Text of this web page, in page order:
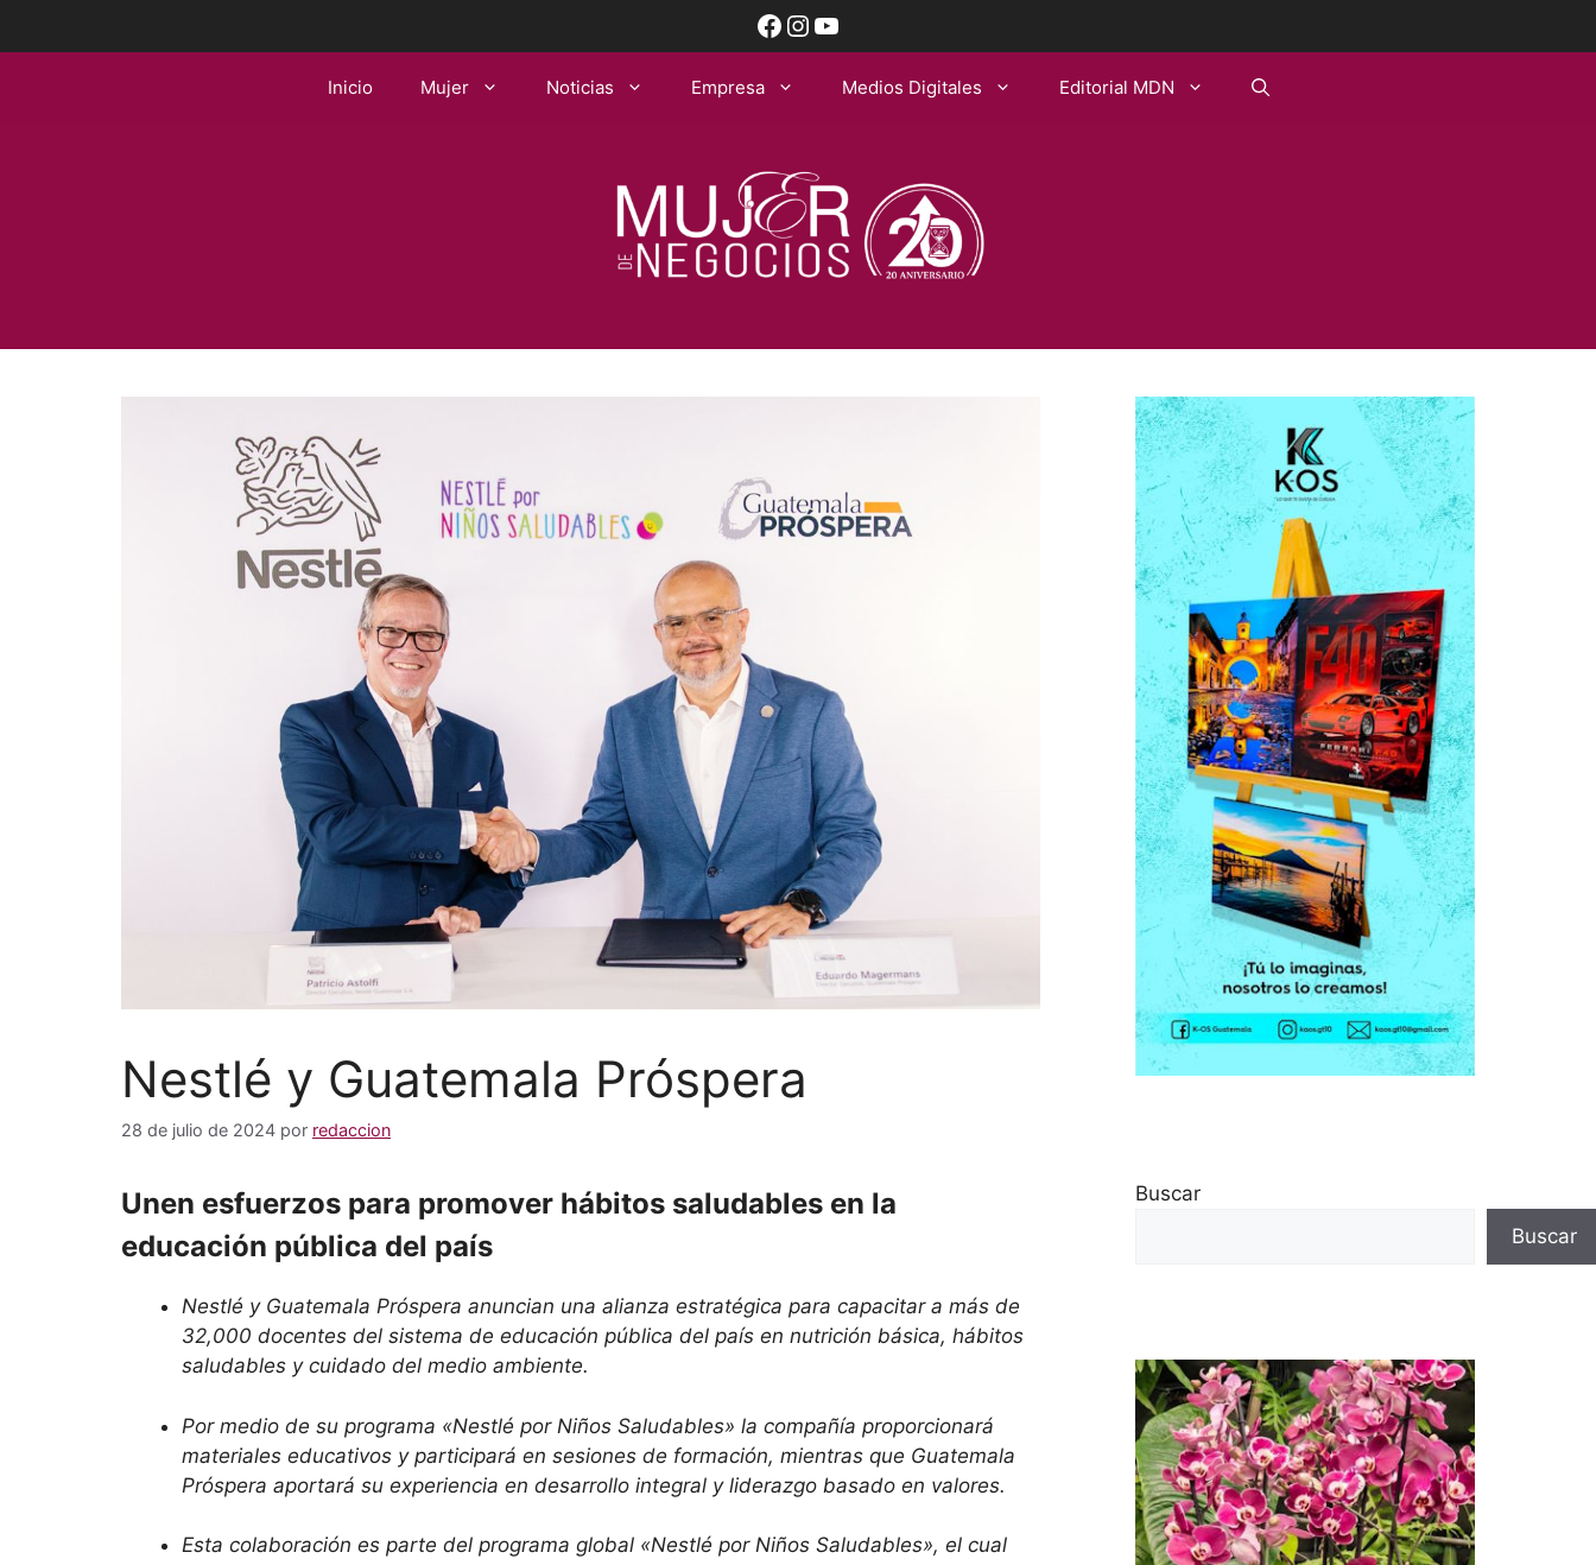
Facebook
Instagram
YouTube
Inicio Mujer Noticias Empresa Medios Digitales Editorial MDN
Nestlé y Guatemala Próspera
28 de julio de 2024 por redaccion
Unen esfuerzos para promover hábitos saludables en la
educación pública del país
Nestlé y Guatemala Próspera anuncian una alianza estratégica para capacitar a más de
32,000 docentes del sistema de educación pública del país en nutrición básica, hábitos
saludables y cuidado del medio ambiente.
Por medio de su programa «Nestlé por Niños Saludables» la compañía proporcionará
materiales educativos y participará en sesiones de formación, mientras que Guatemala
Próspera aportará su experiencia en desarrollo integral y liderazgo basado en valores.
Esta colaboración es parte del programa global «Nestlé por Niños Saludables», el cual
Buscar
Buscar